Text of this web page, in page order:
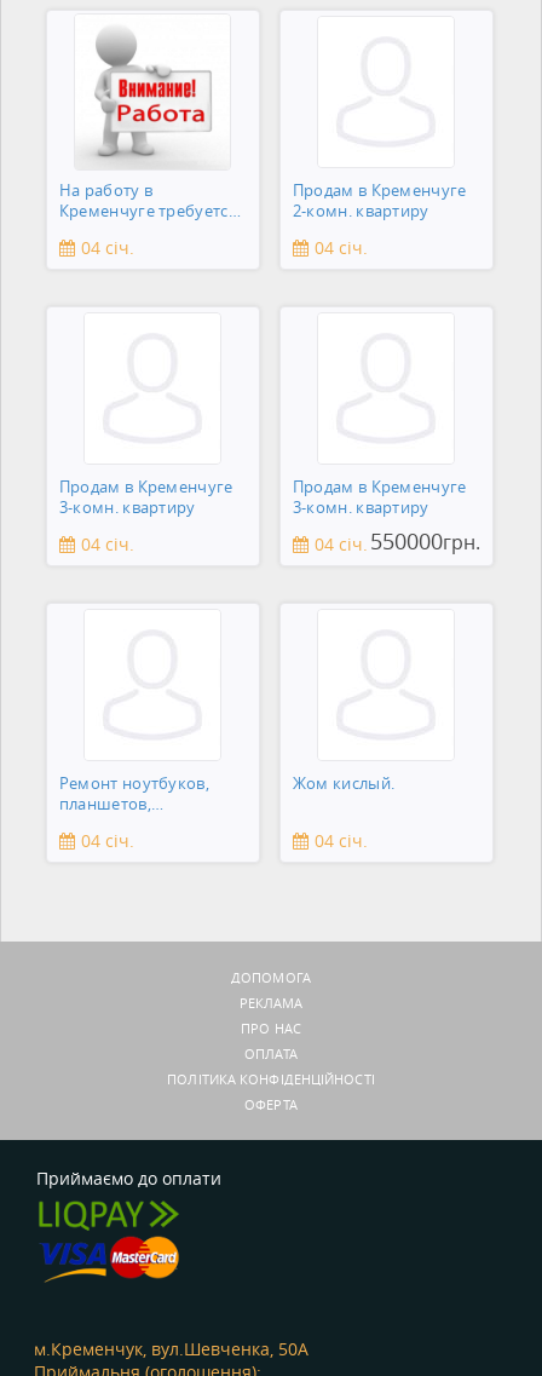
На работу в
Кременчуге требуется
04 січ.
Продам в Кременчуге
2-комн. квартиру
04 січ.
Продам в Кременчуге
3-комн. квартиру
04 січ.
Продам в Кременчуге
3-комн. квартиру
04 січ. 550000грн.
Ремонт ноутбуков,
планшетов,
зеркальны
04 січ.
Жом кислый.
04 січ.
ДОПОМОГА
РЕКЛАМА
ПРО НАС
ОПЛАТА
ПОЛІТИКА КОНФІДЕНЦІЙНОСТІ
ОФЕРТА
Приймаємо до оплати
м.Кременчук, вул.Шевченка, 50А
Приймальня (оголошення):